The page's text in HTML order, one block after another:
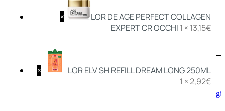
Bagnodoccia Uomo Profumi
DonnaUomo
Aggiungi
×
LOR DE AGE PERFECT COLLAGEN
EXPERT CR OCCHI 1 × 13,15€
×
LOR ELV SH REFILL DREAM LONG 250ML
1 ×2,92€